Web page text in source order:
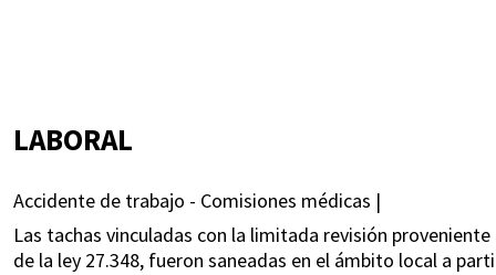
LABORAL
Accidente de trabajo - Comisiones médicas |
Las tachas vinculadas con la limitada revisión
de la ley 27.348, fueron saneadas en el ámbito local a